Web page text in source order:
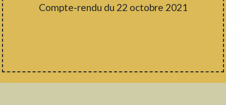
Compte-rendu du 22 octobre 2021